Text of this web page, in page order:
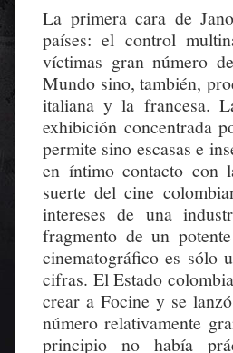
La primera cara de
países: el control
víctimas gran número
Mundo sino, también,
italiana y la francesa.
exhibición concentrada
permite sino escasas e
en íntimo contacto con
suerte del cine
intereses de una
fragmento de un
cinematográfico es sólo
cifras. El Estado
crear a Focine y se
número relativamente
principio no había